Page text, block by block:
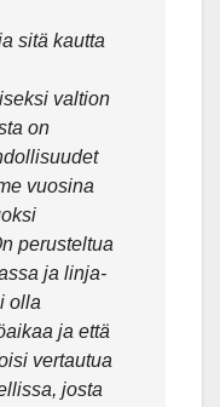
sitä kautta
valtion
on
vuosina
perusteltua
ja linja-
olla
ja että
vertautua
josta